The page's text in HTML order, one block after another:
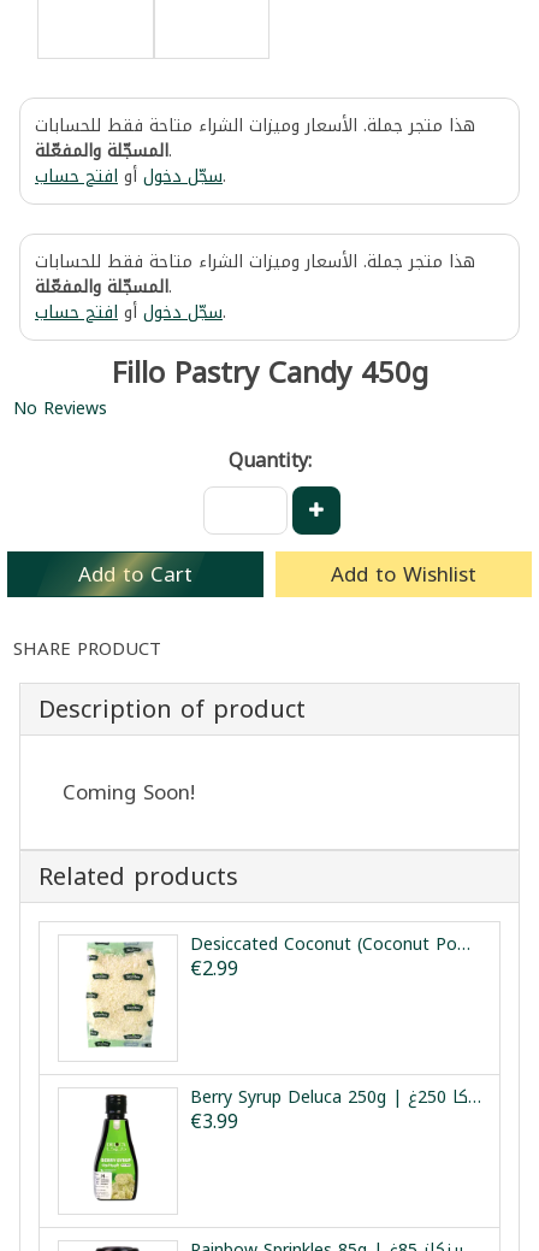
هذا متجر جملة. الأسعار وميزات الشراء متاحة فقط للحسابات
المسجّلة والمفعّلة.
سجّل دخولأوافتح حساب .
هذا متجر جملة. الأسعار وميزات الشراء متاحة فقط للحسابات
المسجّلة والمفعّلة.
سجّل دخولأوافتح حساب .
Fillo Pastry Candy 450g
No Reviews
Quantity:
Add to Cart Add to Wishlist
SHARE PRODUCT
Description of product
Coming Soon!
Related products
Desiccated Coconut (Coconut Powder) Tazeden 150g | جوز الهند تازدن 150غ
€2.99
Berry Syrup Deluca 250g | دبس مركز توت دلوكا 250غ
€3.99